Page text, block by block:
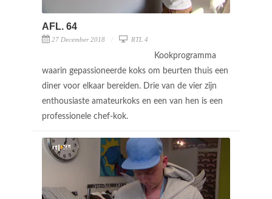
AFL. 64
27 December 2018 RTL 4
Kookprogramma
waarin gepassioneerde koks om beurten thuis een
diner voor elkaar bereiden. Drie van de vier zijn
enthousiaste amateurkoks en een van hen is een
professionele chef-kok.